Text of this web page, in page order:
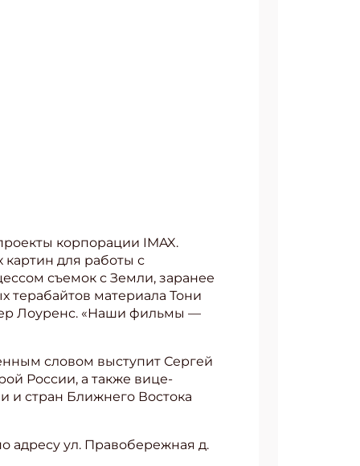
корпорации IMAX.
для работы с
съемок с Земли, заранее
терабайтов материала Тони
Лоуренс. «Наши фильмы —
словом выступит Сергей
России, а также вице-
и стран Ближнего Востока
адресу ул. Правобережная д.